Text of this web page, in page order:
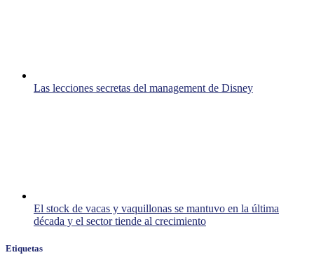
Las lecciones secretas del management de Disney
El stock de vacas y vaquillonas se mantuvo en la última
década y el sector tiende al crecimiento
Etiquetas